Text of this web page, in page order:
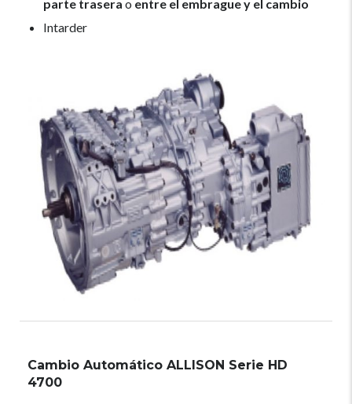
parte trasera o entre el embrague y el cambio
Intarder
Cambio Automático ALLISON Serie HD
4700